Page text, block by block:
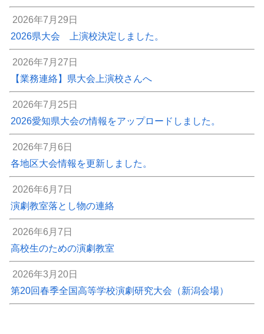
2026年7月29日
2026県大会 上演校決定しました。
2026年7月27日
【業務連絡】県大会上演校さんへ
2026年7月25日
2026愛知県大会の情報をアップロードしました。
2026年7月6日
各地区大会情報を更新しました。
2026年6月7日
演劇教室落とし物の連絡
2026年6月7日
高校生のための演劇教室
2026年3月20日
第20回春季全国高等学校演劇研究大会（新潟会場）